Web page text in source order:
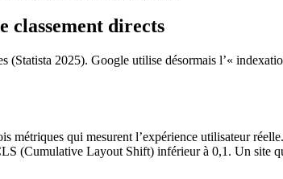
classement directs
2025). Google utilise désormais l’«
qui mesurent l’expérience utilisateur
(Cumulative Layout Shift) inférieur à 0,1. Un site